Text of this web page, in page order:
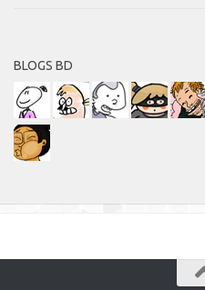
BLOGS BD